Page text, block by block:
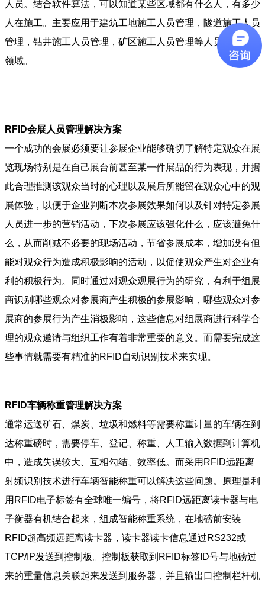
人员。结合软件算法，可以知道某些区域都有什么人，有多少
人在施工。主要应用于建筑工地施工人员管理，隧道施工人员
管理，钻井施工人员管理，矿区施工人员管理等人员签到监控
领域。
RFID会展人员管理解决方案
一个成功的会展必须要让参展企业能够确切了解特定观众在展
览现场特别是在自己展台前甚至某一件展品的行为表现，并据
此合理推测该观众当时的心理以及展后所能留在观众心中的观
展体验，以便于企业判断本次参展效果如何以及针对特定参展
人员进一步的营销活动，下次参展应该强化什么，应该避免什
么，从而削减不必要的现场活动，节省参展成本，增加没有但
能对观众行为造成积极影响的活动，以促使观众产生对企业有
利的积极行为。同时通过对观众观展行为的研究，有利于组展
商识别哪些观众对参展商产生积极的参展影响，哪些观众对参
展商的参展行为产生消极影响，这些信息对组展商进行科学合
理的观众邀请与组织工作有着非常重要的意义。而需要完成这
些事情就需要有精准的RFID自动识别技术来实现。
RFID车辆称重管理解决方案
通常运送矿石、煤炭、垃圾和燃料等需要称重计量的车辆在到
达称重磅时，需要停车、登记、称重、人工输入数据到计算机
中，造成失误较大、互相勾结、效率低。而采用RFID远距离
射频识别技术进行车辆智能称重可以解决这些问题。原理是利
用RFID电子标签有全球唯一编号，将RFID远距离读卡器与电
子衡器有机结合起来，组成智能称重系统，在地磅前安装
RFID超高频远距离读卡器，读卡器读卡信息通过RS232或
TCP/IP发送到控制板。控制板获取到RFID标签ID号与地磅过
来的重量信息关联起来发送到服务器，并且输出口控制栏杆机